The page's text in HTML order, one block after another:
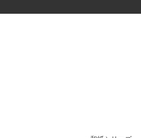
紫陽花シリーズ